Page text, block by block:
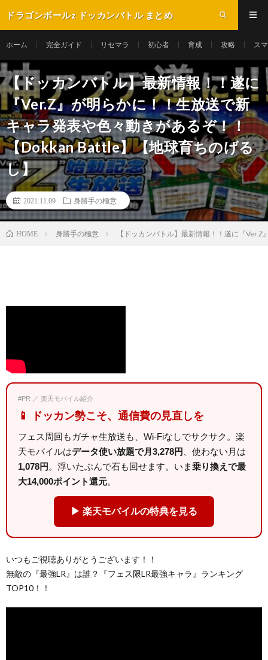
ドラゴンボールz ドッカンバトル まとめ
ホーム 完全ガイド リセマラ 初心者 育成 攻略 ス
【ドッカンバトル】最新情報！！遂に
『Ver.Z』が明らかに！！生放送で新
キャラ発表や色々動きがあるぞ！！
【Dokkan Battle】【地球育ちのげる
し】
2021.11.09 身勝手の極意
HOME 身勝手の極意 【ドッカンバトル】最新情報！！遂に『
#PR ／ 楽天モバイル紹介
📱 ドッカン勢こそ、通信費の見直しを
フェス周回もガチャ生放送も、Wi-Fiなしでサクサク。楽
天モバイルはデータ使い放題で月3,278円
、使わない月は
1,078円 。浮いたぶんで石も回せます。いま乗り換えで最
大14,000ポイント還元。
▶ 楽天モバイルの特典を見る
いつもご視聴ありがとうございます！！
無敵の『最強LR』は誰？『フェス限LR最強キャラ』ランキング
TOP10！！